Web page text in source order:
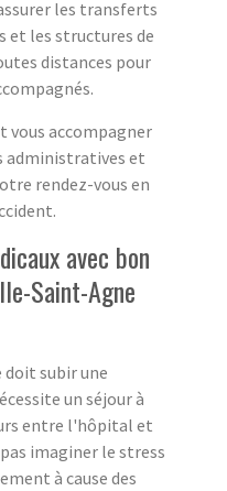
les transferts
et les structures de
distances pour
vous accompagner
administratives et
rendez-vous en
avec bon
Saint-Agne
doit subir une
un séjour à
entre l'hôpital et
imaginer le stress
à cause des